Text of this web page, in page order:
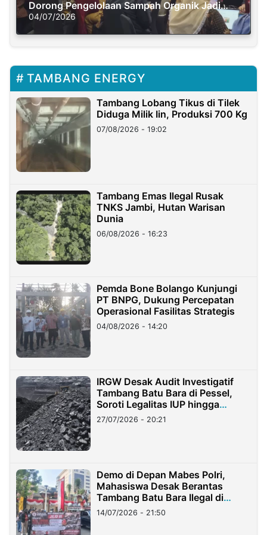
Dorong Pengelolaan Sampah Organik Jadi
Solusi Krisis Iklim
04/07/2026
TAMBANG ENERGY
Tambang Lobang Tikus di Tilek
Diduga Milik Iin, Produksi 700 Kg
07/08/2026 - 19:02
Tambang Emas Ilegal Rusak
TNKS Jambi, Hutan Warisan
Dunia
06/08/2026 - 16:23
Pemda Bone Bolango Kunjungi
PT BNPG, Dukung Percepatan
Operasional Fasilitas Strategis
04/08/2026 - 14:20
IRGW Desak Audit Investigatif
Tambang Batu Bara di Pessel,
Soroti Legalitas IUP hingga
Stockpile
27/07/2026 - 20:21
Demo di Depan Mabes Polri,
Mahasiswa Desak Berantas
Tambang Batu Bara Ilegal di
Lampung
14/07/2026 - 21:50